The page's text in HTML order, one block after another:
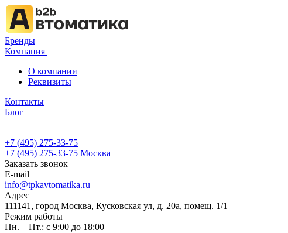
Бренды
Компания
О компании
Реквизиты
Контакты
Блог
+7 (495) 275-33-75
+7 (495) 275-33-75 Москва
Заказать звонок
E-mail
info@tpkavtomatika.ru
Адрес
111141, город Москва, Кусковская ул, д. 20а, помещ. 1/1
Режим работы
Пн. – Пт.: с 9:00 до 18:00